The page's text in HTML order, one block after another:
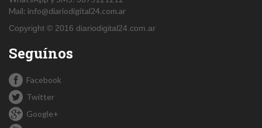
Mail: info@diariodigital24.com.ar
Copyright © 2016 diariodigital24.com.ar
Seguínos
Facebook
Twitter
Google+